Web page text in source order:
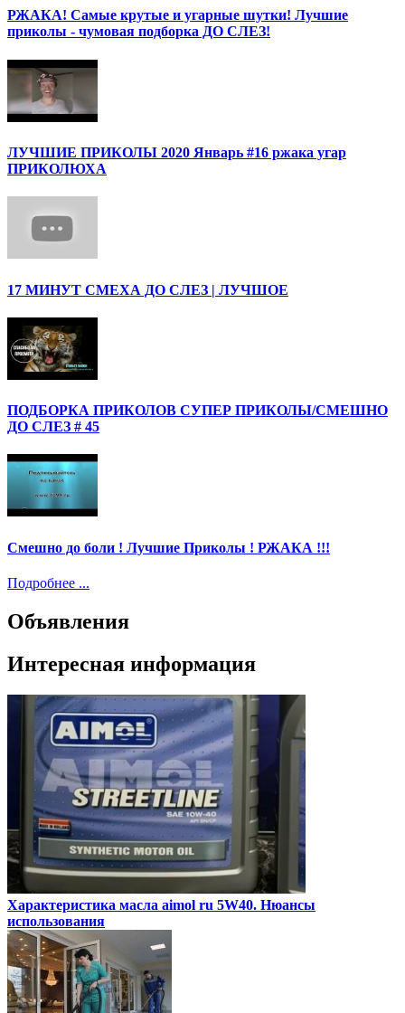
РЖАКА! Самые крутые и угарные шутки! Лучшие
приколы - чумовая подборка ДО СЛЕЗ!
ЛУЧШИЕ ПРИКОЛЫ 2020 Январь #16 ржака угар
ПРИКОЛЮХА
17 МИНУТ СМЕХА ДО СЛЕЗ | ЛУЧШОЕ
ПОДБОРКА ПРИКОЛОВ СУПЕР ПРИКОЛЫ/СМЕШНО
ДО СЛЕЗ # 45
Смешно до боли ! Лучшие Приколы ! РЖАКА !!!
Подробнее ...
Объявления
Интересная информация
Характеристика масла aimol ru 5W40. Нюансы
использования